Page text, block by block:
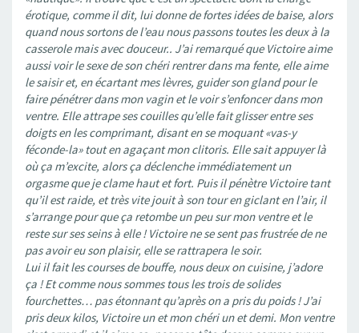
érotique, comme il dit, lui donne de fortes idées de baise, alors
quand nous sortons de l’eau nous passons toutes les deux à la
casserole mais avec douceur.. J’ai remarqué que Victoire aime
aussi voir le sexe de son chéri rentrer dans ma fente, elle aime
le saisir et, en écartant mes lèvres, guider son gland pour le
faire pénétrer dans mon vagin et le voir s’enfoncer dans mon
ventre. Elle attrape ses couilles qu’elle fait glisser entre ses
doigts en les comprimant, disant en se moquant «vas-y
féconde-la» tout en agaçant mon clitoris. Elle sait appuyer là
où ça m’excite, alors ça déclenche immédiatement un
orgasme que je clame haut et fort. Puis il pénètre Victoire tant
qu’il est raide, et très vite jouit à son tour en giclant en l’air, il
s’arrange pour que ça retombe un peu sur mon ventre et le
reste sur ses seins à elle ! Victoire ne se sent pas frustrée de ne
pas avoir eu son plaisir, elle se rattrapera le soir.
Lui il fait les courses de bouffe, nous deux on cuisine, j’adore
ça ! Et comme nous sommes tous les trois de solides
fourchettes… pas étonnant qu’après on a pris du poids ! J’ai
pris deux kilos, Victoire un et mon chéri un et demi. Mon ventre